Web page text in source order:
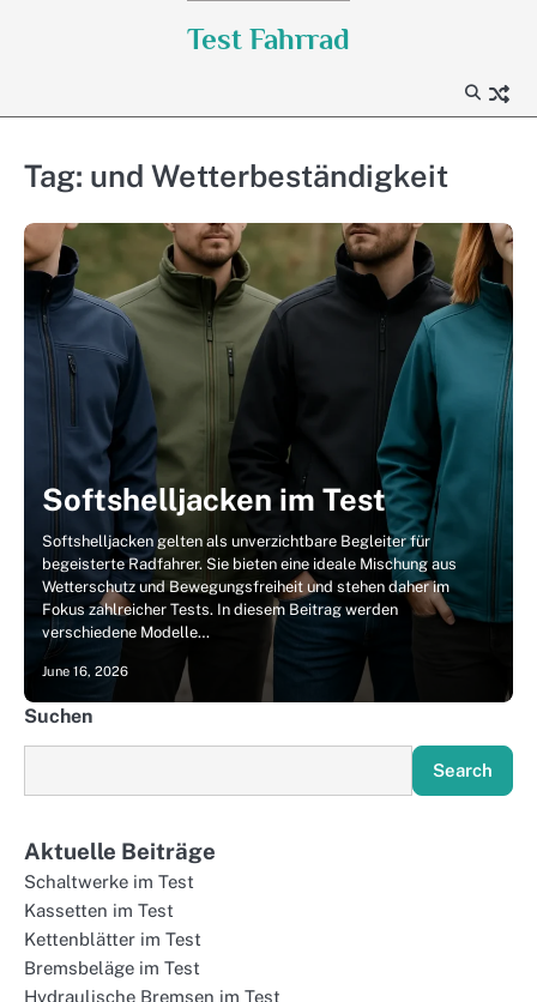
Test Fahrrad
Tag: und Wetterbeständigkeit
Softshelljacken im Test
Softshelljacken gelten als unverzichtbare Begleiter für
begeisterte Radfahrer. Sie bieten eine ideale Mischung aus
Wetterschutz und Bewegungsfreiheit und stehen daher im
Fokus zahlreicher Tests. In diesem Beitrag werden
verschiedene Modelle…
June 16, 2026
Suchen
Search
Aktuelle Beiträge
Schaltwerke im Test
Kassetten im Test
Kettenblätter im Test
Bremsbeläge im Test
Hydraulische Bremsen im Test